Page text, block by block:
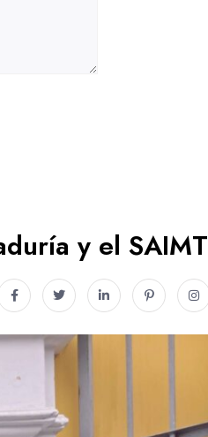
y el SAIMT